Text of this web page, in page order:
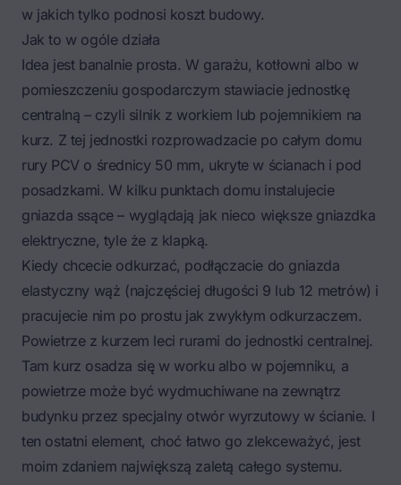
w jakich tylko podnosi koszt budowy.
Jak to w ogóle działa
Idea jest banalnie prosta. W garażu, kotłowni albo w
pomieszczeniu gospodarczym stawiacie jednostkę
centralną – czyli silnik z workiem lub pojemnikiem na
kurz. Z tej jednostki rozprowadzacie po całym domu
rury PCV o średnicy 50 mm, ukryte w ścianach i pod
posadzkami. W kilku punktach domu instalujecie
gniazda ssące – wyglądają jak nieco większe gniazdka
elektryczne, tyle że z klapką.
Kiedy chcecie odkurzać, podłączacie do gniazda
elastyczny wąż (najczęściej długości 9 lub 12 metrów) i
pracujecie nim po prostu jak zwykłym odkurzaczem.
Powietrze z kurzem leci rurami do jednostki centralnej.
Tam kurz osadza się w worku albo w pojemniku, a
powietrze może być wydmuchiwane na zewnątrz
budynku przez specjalny otwór wyrzutowy w ścianie. I
ten ostatni element, choć łatwo go zlekceważyć, jest
moim zdaniem największą zaletą całego systemu.